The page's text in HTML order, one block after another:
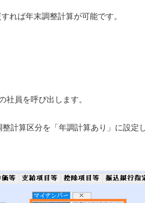
れば年末調整計算が可能です。
員を呼び出します。
計算区分を「年調計算あり」に設定